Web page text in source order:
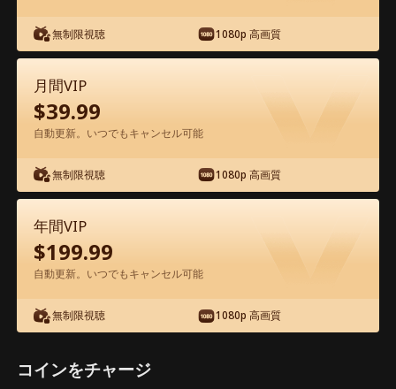
アプリ内で無料視聴可能
エピソード52 - 億万長者CEOの隠された
欲望 映画フル
0-49 50-68
52 55
無制限視聴 1080p 高画質
月間VIP
$39.99
自動更新。いつでもキャンセル可能
無制限視聴 1080p 高画質
年間VIP
$199.99
自動更新。いつでもキャンセル可能
無制限視聴 1080p 高画質
コインをチャージ